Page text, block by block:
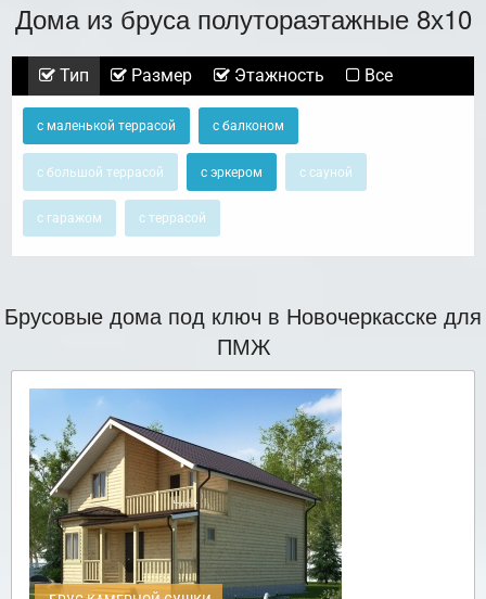
Дома из бруса полутораэтажные 8х10
Тип Размер Этажность Все
с маленькой террасой с балконом
с большой террасой с эркером с сауной
с гаражом с террасой
Брусовые дома под ключ в Новочеркасске для
ПМЖ